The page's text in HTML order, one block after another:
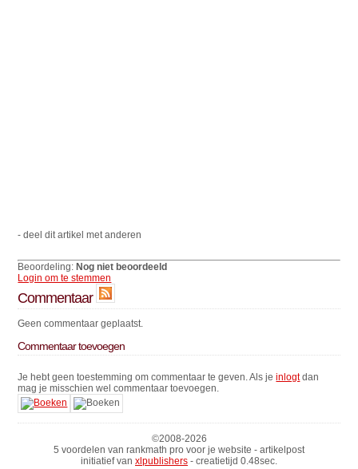
- deel dit artikel met anderen
Beoordeling: Nog niet beoordeeld
Login om te stemmen
Commentaar
Geen commentaar geplaatst.
Commentaar toevoegen
Je hebt geen toestemming om commentaar te geven. Als jeinlogtdan
mag je misschien wel commentaar toevoegen.
©2008-2026
5 voordelen van rankmath pro voor je website - artikelpost
initiatief van xlpublishers - creatietijd 0.48sec.